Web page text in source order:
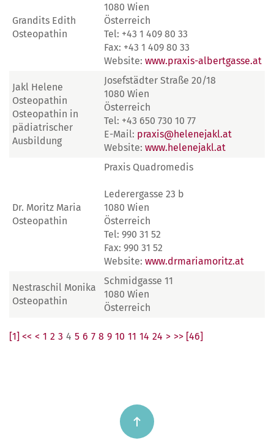
Grandits Edith
Osteopathin
1080 Wien
Österreich
Tel: +43 1 409 80 33
Fax: +43 1 409 80 33
Website: www.praxis-albertgasse.at
Jakl Helene
Osteopathin
Osteopathin in
pädiatrischer
Ausbildung
Josefstädter Straße 20/18
1080 Wien
Österreich
Tel: +43 650 730 10 77
E-Mail: praxis@helenejakl.at
Website: www.helenejakl.at
Dr. Moritz Maria
Osteopathin
Praxis Quadromedis
Lederergasse 23 b
1080 Wien
Österreich
Tel: 990 31 52
Fax: 990 31 52
Website: www.drmariamoritz.at
Nestraschil Monika
Osteopathin
Schmidgasse 11
1080 Wien
Österreich
[1] << < 1 2 3 4 5 6 7 8 9 10 11 14 24 > >> [46]